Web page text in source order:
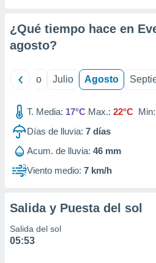
e
mediante
publicidad
publicidad
de
1199
¿Qué tiempo hace en
agosto?
Junio Julio Agosto
T. Media: 17°C Max.: 22°C Min:
Días de lluvia: 7 días
Acum. de lluvia: 46 mm
Viento medio: 7 km/h
Salida y Puesta del sol
Salida del sol
05:53